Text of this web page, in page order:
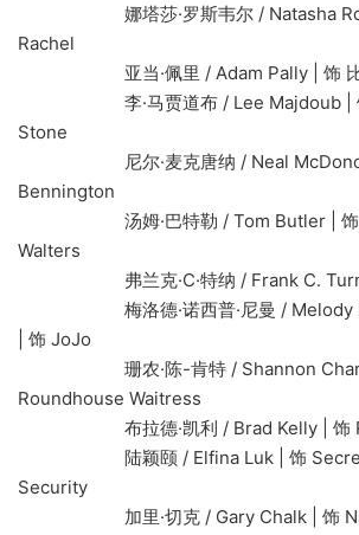
娜塔莎·罗斯韦尔 / Natasha
Rachel
亚当·佩里 / Adam Pally | 饰 比
李·马贾道布 / Lee Majdoub | 饰
Stone
尼尔·麦克唐纳 / Neal
Bennington
汤姆·巴特勒 / Tom Butler | 饰
Walters
弗兰克·C·特纳 / Frank C.
梅洛德·诺西普·尼曼 / Melody
| 饰 JoJo
珊农·陈-肯特 / Shannon Chan-
Roundhouse Waitress
布拉德·凯利 / Brad Kelly | 饰
陆颖颐 / Elfina Luk | 饰
Security
加里·切克 / Gary Chalk | 饰